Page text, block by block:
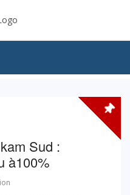
Sud :
à100%